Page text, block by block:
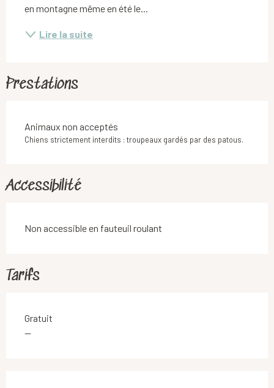
en montagne même en été le...
Lire la suite
Prestations
Animaux non acceptés
Chiens strictement interdits : troupeaux gardés par des patous.
Accessibilité
Non accessible en fauteuil roulant
Tarifs
Gratuit
—